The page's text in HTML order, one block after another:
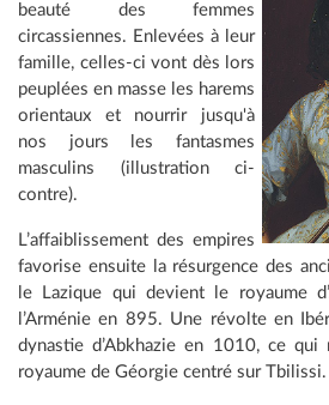
beauté des femmes
circassiennes. Enlevées à leur
famille, celles-ci vont dès lors
peuplées en masse les harems
orientaux et nourrir jusqu'à
nos jours les fantasmes
masculins (illustration ci-
contre).
L’affaiblissement des empires
favorise ensuite la résurgence des
le Lazique qui devient le royaume
l’Arménie en 895. Une révolte en
dynastie d’Abkhazie en 1010, ce
royaume de Géorgie centré sur Tbilissi.